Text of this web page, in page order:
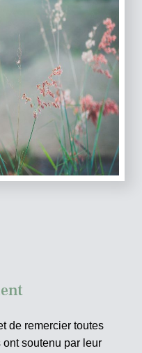
de remercier toutes
soutenu par leur